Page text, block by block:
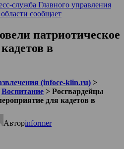
служба Главного управления
сообщает
патриотическое
в
(infoce-klin.ru) >
Воспитание > Росгвардейцы
для кадетов в
Авторinformer